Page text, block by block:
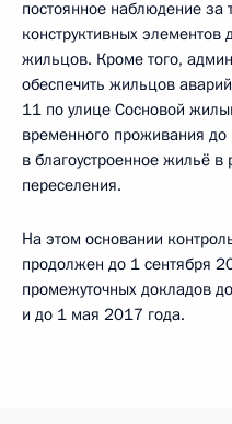
постоянное наблюдение за
конструктивных
жильцов. Кроме того,
обеспечить жильцов
11 по улице Сосновой
временного проживания до
в благоустроенное жильё
переселения.
На этом основании
продолжен до 1 сентября
промежуточных докладов
и до 1 мая 2017 года.